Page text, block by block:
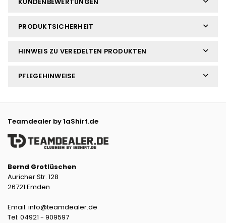
PRODUKTSICHERHEIT
HINWEIS ZU VEREDELTEN PRODUKTEN
PFLEGEHINWEISE
Teamdealer by 1aShirt.de
Bernd Grotlüschen
Auricher Str. 128
26721 Emden
Email: info@teamdealer.de
Tel: 04921 - 909597